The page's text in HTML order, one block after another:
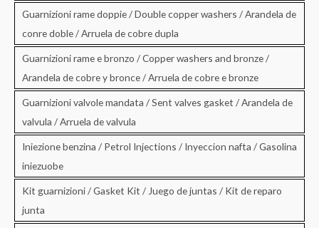
Guarnizioni rame doppie / Double copper washers / Arandela de
conre doble / Arruela de cobre dupla
Guarnizioni rame e bronzo / Copper washers and bronze /
Arandela de cobre y bronce / Arruela de cobre e bronze
Guarnizioni valvole mandata / Sent valves gasket / Arandela de
valvula / Arruela de valvula
Iniezione benzina / Petrol Injections / Inyeccion nafta / Gasolina
iniezuobe
Kit guarnizioni / Gasket Kit / Juego de juntas / Kit de reparo
junta